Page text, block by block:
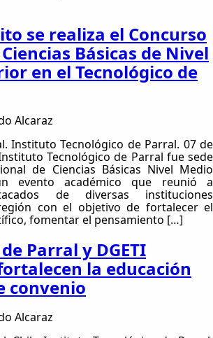
se realiza el Concurso
Básicas de Nivel
en el Tecnológico de
Alcaraz
Instituto Tecnológico de Parral. 07 de
Tecnológico de Parral fue sede
de Ciencias Básicas Nivel Medio
evento académico que reunió a
de diversas instituciones
con el objetivo de fortalecer el
fomentar el pensamiento […]
Parral y DGETI
la educación
convenio
Alcaraz